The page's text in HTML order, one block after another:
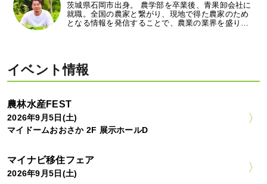
茨城県石岡市出身。 農学部を卒業後、青果卸会社に
就職。全国の農家と繋がり、現地で得た農家のため
となる情報を発信することで、農業の業界を盛り…
イベント情報
農林水産FEST
2026年9月5日(土)
マイドームおおさか 2F 展示ホールD
マイナビ移住フェア
2026年9月5日(土)